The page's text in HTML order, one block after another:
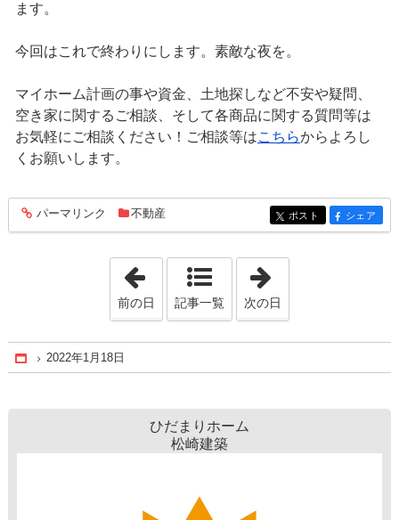
ます。
今回はこれで終わりにします。素敵な夜を。
マイホーム計画の事や資金、土地探しなど不安や疑問、
空き家に関するご相談、そして各商品に関する質問等は
お気軽にご相談ください！ご相談等はこちらからよろし
くお願いします。
entry1058
パーマリンク 不動産 entry1058
ポスト entry1058
シェア
「2022年1月17日」
前の日 記事一覧 次の日
Home
2022年1月18日
ひだまりホーム
松崎建築